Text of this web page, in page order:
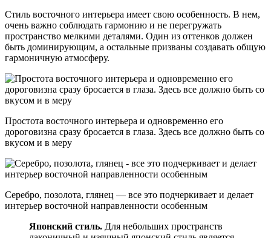
Стиль восточного интерьера имеет свою особенность. В нем,
очень важно соблюдать гармонию и не перегружать
пространство мелкими деталями. Один из оттенков должен
быть доминирующим, а остальные призваны создавать общую
гармоничную атмосферу.
Простота восточного интерьера и одновременно его
дороговизна сразу бросается в глаза. Здесь все должно быть со
вкусом и в меру
Серебро, позолота, глянец — все это подчеркивает и делает
интерьер восточной направленности особенным
Японский стиль. Для небольших пространств